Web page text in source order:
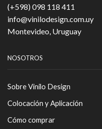
(+598) 098 118 411
info@vinilodesign.com.uy
Montevideo, Uruguay
NOSOTROS
Sobre Vinilo Design
Colocación y Aplicación
Cómo comprar